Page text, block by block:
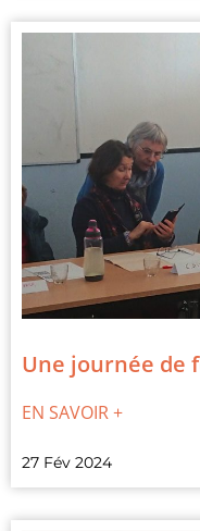
Une journée de
EN SAVOIR +
27 Fév 2024